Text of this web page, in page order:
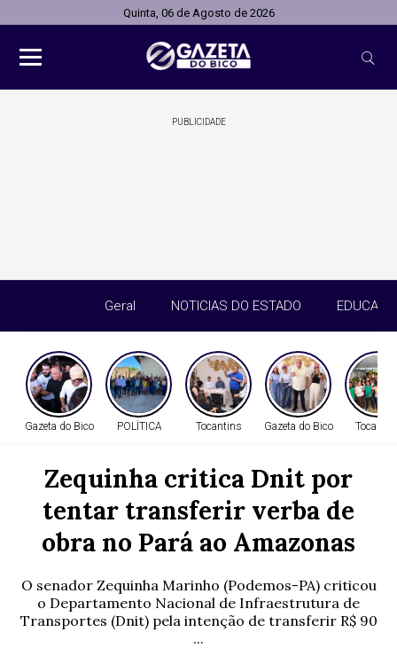
Quinta, 06 de Agosto de 2026
PUBLICIDADE
Geral NOTICIAS DO ESTADO
Gazeta do Bico POLÍTICA Tocantins Gazeta do Bico
Zequinha critica Dnit por
tentar transferir verba de
obra no Pará ao Amazonas
O senador Zequinha Marinho (Podemos-PA) criticou
o Departamento Nacional de Infraestrutura de
Transportes (Dnit) pela intenção de transferir R$ 90
...